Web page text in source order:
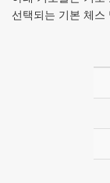
선택되는 기본 체스